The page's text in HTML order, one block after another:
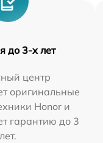
до 3-х лет
центр
оригинальные
Honor и
гарантию до 3
лет.